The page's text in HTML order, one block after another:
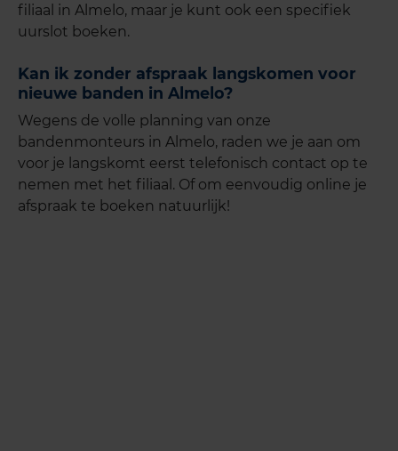
filiaal in Almelo, maar je kunt ook een specifiek
uurslot boeken.
Kan ik zonder afspraak langskomen voor
nieuwe banden in Almelo?
Wegens de volle planning van onze
bandenmonteurs in Almelo, raden we je aan om
voor je langskomt eerst telefonisch contact op te
nemen met het filiaal. Of om eenvoudig online je
afspraak te boeken natuurlijk!